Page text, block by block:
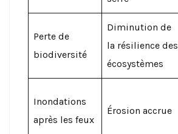
Perte de
biodiversité
Diminution de
la résilience des
écosystèmes
Inondations
après les feux
Érosion accrue